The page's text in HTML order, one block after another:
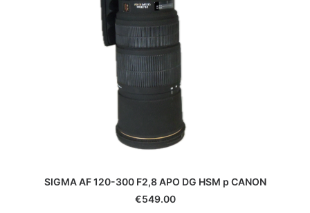
SIGMA AF 120-300 F2,8 APO DG HSM p CANON
€549.00